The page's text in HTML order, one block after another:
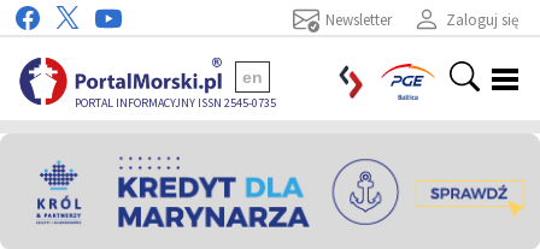
Zaloguj się
Newsletter
PORTAL INFORMACYJNY ISSN 2545-0735
en